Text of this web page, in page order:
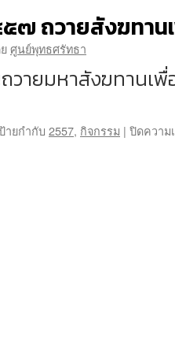
๗ ถวายสังฆทาน
ศูนย์พุทธศรัทธา
ายมหาสังฆทานเ
ายกำกับ 2557, กิจกรรม | ปิดความ